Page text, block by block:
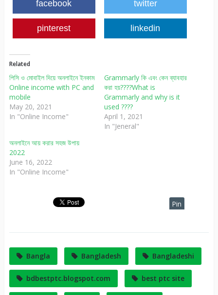
facebook twitter
pinterest linkedin
Related
পিসি ও মোবাইল দিয়ে অনলাইনে ইনকাম
Online income with PC and
mobile
May 20, 2021
In "Online Income"
Grammarly কি এবং কেন ব্যাবহার
করা হয়????What is
Grammarly and why is it
used ????
April 1, 2021
In "Jeneral"
অনলাইনে আয় করার সহজ উপায়
2022
June 16, 2022
In "Online Income"
Pin
Bangla Bangladesh Bangladeshi
bdbestptc.blogspot.com best ptc site